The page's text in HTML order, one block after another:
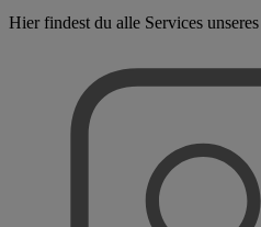
Hier findest du alle Services